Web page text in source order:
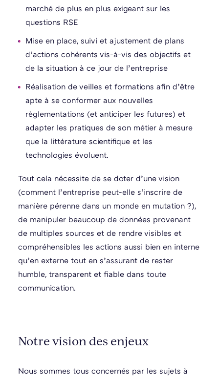
marché de plus en plus exigeant sur les
questions RSE
Mise en place, suivi et ajustement de plans
d’actions cohérents vis-à-vis des objectifs et
de la situation à ce jour de l’entreprise
Réalisation de veilles et formations afin d’être
apte à se conformer aux nouvelles
règlementations (et anticiper les futures) et
adapter les pratiques de son métier à mesure
que la littérature scientifique et les
technologies évoluent.
Tout cela nécessite de se doter d’une vision
(comment l’entreprise peut-elle s’inscrire de
manière pérenne dans un monde en mutation ?),
de manipuler beaucoup de données provenant
de multiples sources et de rendre visibles et
compréhensibles les actions aussi bien en interne
qu’en externe tout en s’assurant de rester
humble, transparent et fiable dans toute
communication.
Notre vision des enjeux
Nous sommes tous concernés par les sujets à